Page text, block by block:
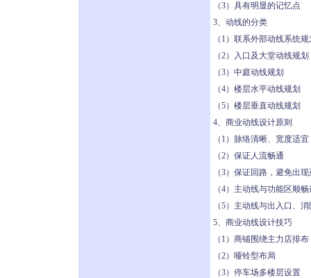
（3）具有明显的记忆点
3、动线的分类
（1）联系外部动线系统规
（2）入口及大堂动线规划
（3）中庭动线规划
（4）楼层水平动线规划
（5）楼层垂直动线规划
4、商业动线设计原则
（1）脉络清晰、宽度适宜
（2）保证人流畅通
（3）保证回路，避免出
（4）主动线与功能区顺
（5）主动线与出入口、
5、商业动线设计技巧
（1）商铺围绕主力店排布
（2）哑铃型布局
（3）停车场多楼层设置